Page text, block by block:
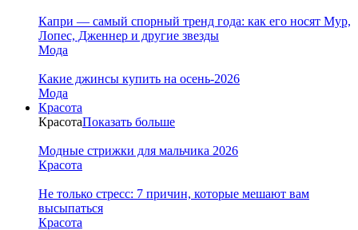
Капри — самый спорный тренд года: как его носят Мур,
Лопес, Дженнер и другие звезды
Мода
Какие джинсы купить на осень-2026
Мода
Красота
КрасотаПоказать больше
Модные стрижки для мальчика 2026
Красота
Не только стресс: 7 причин, которые мешают вам
высыпаться
Красота